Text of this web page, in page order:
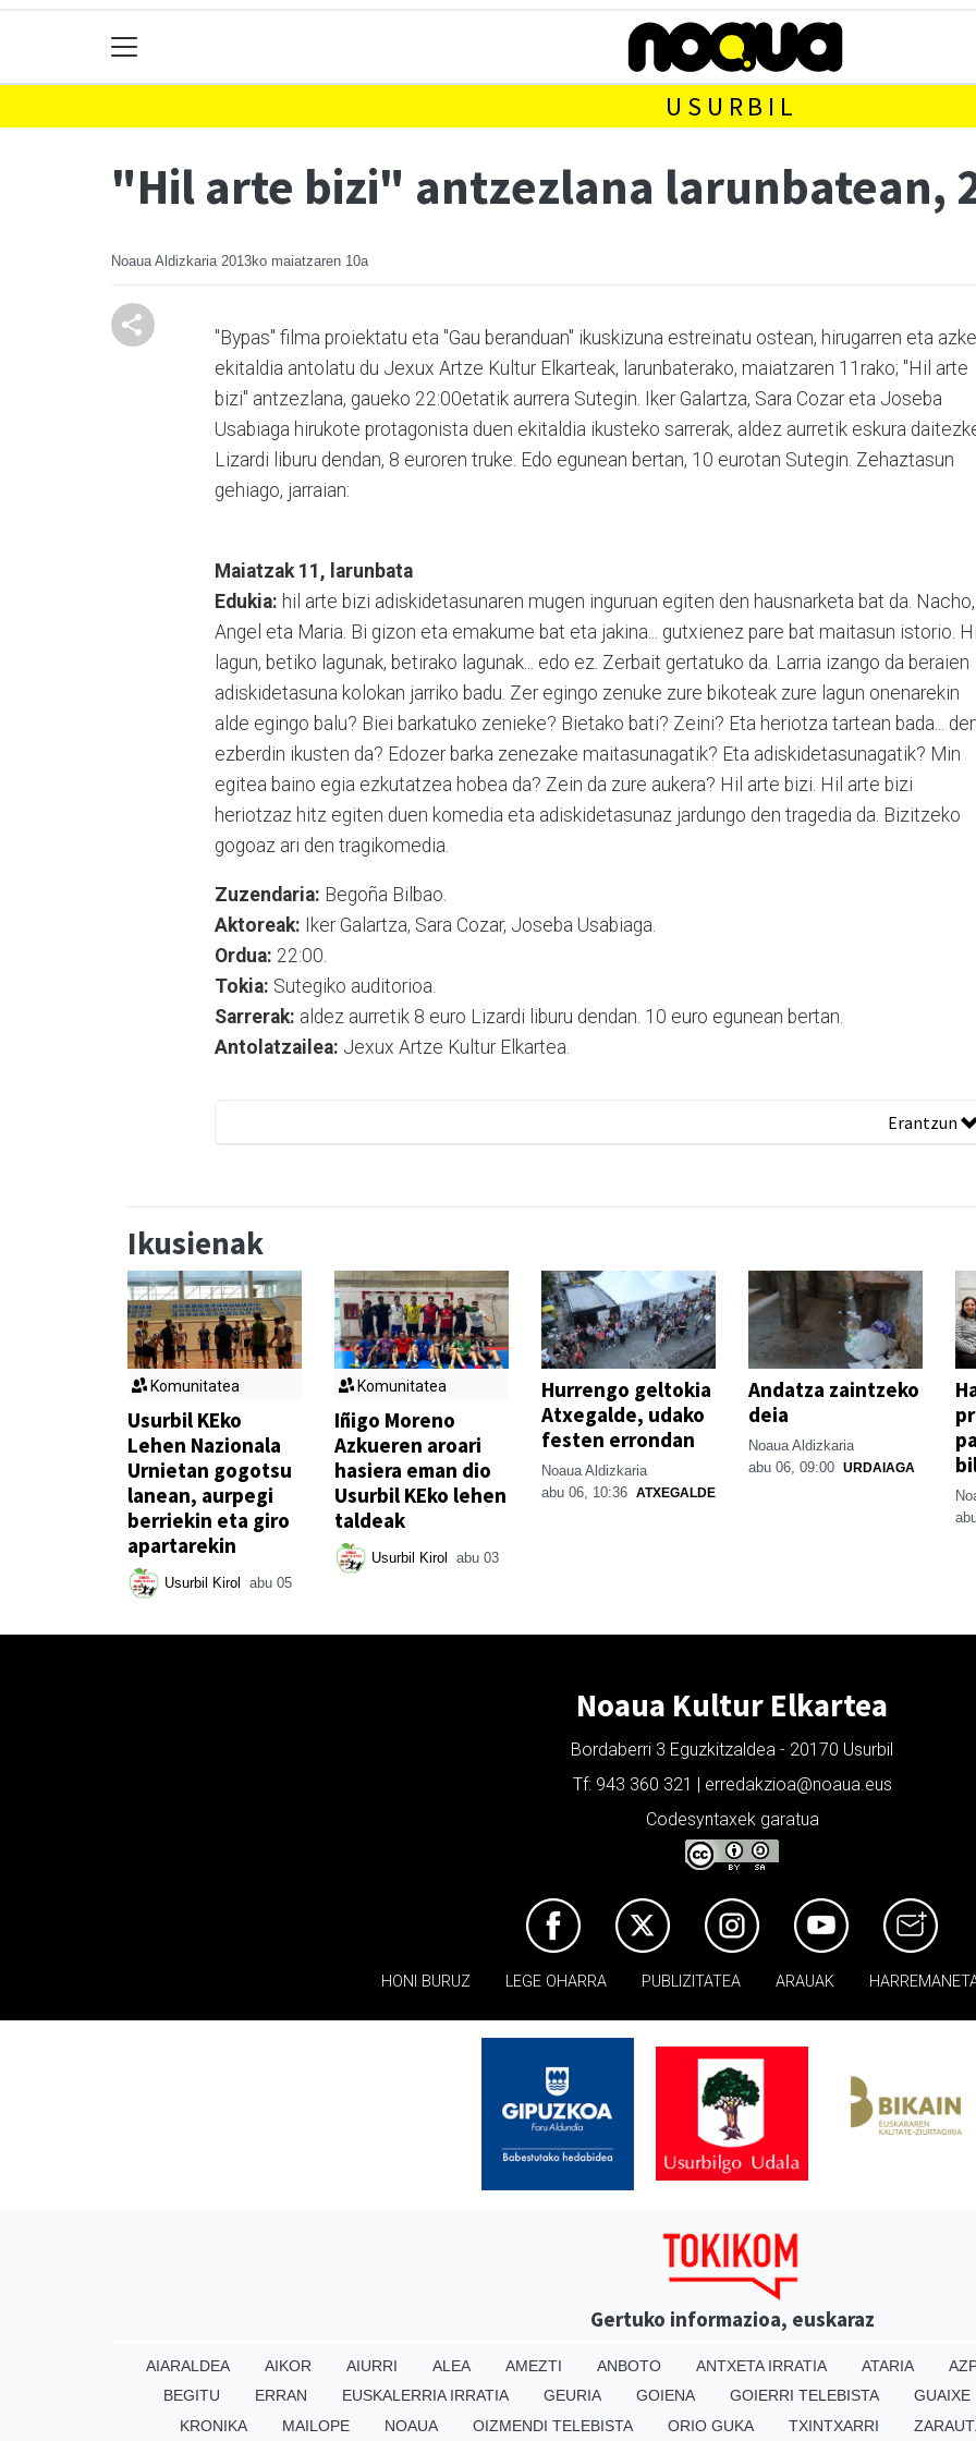
USURBIL
"Hil arte bizi" antzezlana larunbatean,
Noaua Aldizkaria 2013ko maiatzaren 10a
"Bypas" filma proiektatu eta "Gau beranduan" ikuskizuna estreinatu ostean, hirugarren eta
ekitaldia antolatu du Jexux Artze Kultur Elkarteak, larunbaterako, maiatzaren 11rako; "Hil arte
bizi" antzezlana, gaueko 22:00etatik aurrera Sutegin. Iker Galartza, Sara Cozar eta Joseba
Usabiaga hirukote protagonista duen ekitaldia ikusteko sarrerak, aldez aurretik eskura
Lizardi liburu dendan, 8 euroren truke. Edo egunean bertan, 10 eurotan Sutegin. Zehaztasun
gehiago, jarraian:
Maiatzak 11, larunbata
Edukia: hil arte bizi adiskidetasunaren mugen inguruan egiten den hausnarketa bat da. Nacho,
Angel eta Maria. Bi gizon eta emakume bat eta jakina... gutxienez pare bat maitasun istorio.
lagun, betiko lagunak, betirako lagunak... edo ez. Zerbait gertatuko da. Larria izango da beraien
adiskidetasuna kolokan jarriko badu. Zer egingo zenuke zure bikoteak zure lagun onenarekin
alde egingo balu? Biei barkatuko zenieke? Bietako bati? Zeini? Eta heriotza tartean bada...
ezberdin ikusten da? Edozer barka zenezake maitasunagatik? Eta adiskidetasunagatik? Min
egitea baino egia ezkutatzea hobea da? Zein da zure aukera? Hil arte bizi. Hil arte bizi
heriotzaz hitz egiten duen komedia eta adiskidetasunaz jardungo den tragedia da. Bizitzeko
gogoaz ari den tragikomedia.
Zuzendaria: Begoña Bilbao.
Aktoreak: Iker Galartza, Sara Cozar, Joseba Usabiaga.
Ordua: 22:00.
Tokia: Sutegiko auditorioa.
Sarrerak: aldez aurretik 8 euro Lizardi liburu dendan. 10 euro egunean bertan.
Antolatzailea: Jexux Artze Kultur Elkartea.
Erantzun
Ikusienak
Komunitatea
Usurbil KEko
Lehen Nazionala
Urnietan gogotsu
lanean, aurpegi
berriekin eta giro
apartarekin
Usurbil Kirol abu 05
Komunitatea
Iñigo Moreno
Azkueren aroari
hasiera eman dio
Usurbil KEko lehen
taldeak
Usurbil Kirol abu 03
Hurrengo geltokia
Atxegalde, udako
festen errondan
Noaua Aldizkaria
abu 06, 10:36 ATXEGALDE
Andatza zaintzeko
deia
Noaua Aldizkaria
abu 06, 09:00 URDAIAGA
Noaua Kultur Elkartea
Bordaberri 3 Eguzkitzaldea - 20170 Usurbil
Tf: 943 360 321 | erredakzioa@noaua.eus
Codesyntaxek garatua
HONI BURUZ LEGE OHARRA PUBLIZITATEA ARAUAK
Gertuko informazioa, euskaraz
AIARALDEA AIKOR AIURRI ALEA AMEZTI ANBOTO ANTXETA IRRATIA ATARIA
BEGITU
ERRAN EUSKALERRIA IRRATIA GEURIA GOIENA GOIERRI TELEBISTA GUAIXE
KRONIKA
MAILOPE NOAUA OIZMENDI TELEBISTA ORIO GUKA TXINTXARRI